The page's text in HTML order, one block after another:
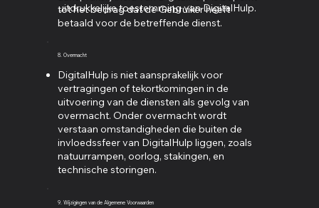
uitdrukkelijke toestemming van DigitalHulp.
tot het bedrag dat de Gebruiker heeft
betaald voor de betreffende dienst.
8. Overmacht
DigitalHulp is niet aansprakelijk voor
vertragingen of tekortkomingen in de
uitvoering van de diensten als gevolg van
overmacht. Onder overmacht wordt
verstaan omstandigheden die buiten de
invloedssfeer van DigitalHulp liggen, zoals
natuurrampen, oorlog, stakingen, en
technische storingen.
9. Wijzigingen van de Algemene Voorwaarden